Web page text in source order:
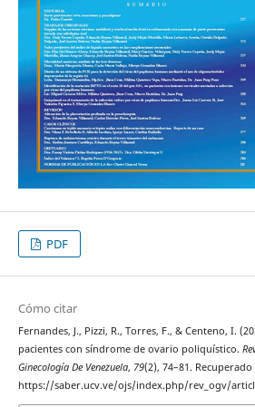
PDF
Cómo citar
Fernandes, J., Pizzi, R., Torres, F., & Centeno, I.
pacientes con síndrome de ovario poliquístico.
Ginecología De Venezuela, 79(2), 74–81.
https://saber.ucv.ve/ojs/index.php/rev_ogv/